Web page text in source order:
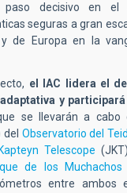
paso decisivo en el
seguras a gran
de Europa en la
el IAC lidera el
y
se llevarán a
del Observatorio del
Telescope (JKT)
de los Muchachos
entre ambos